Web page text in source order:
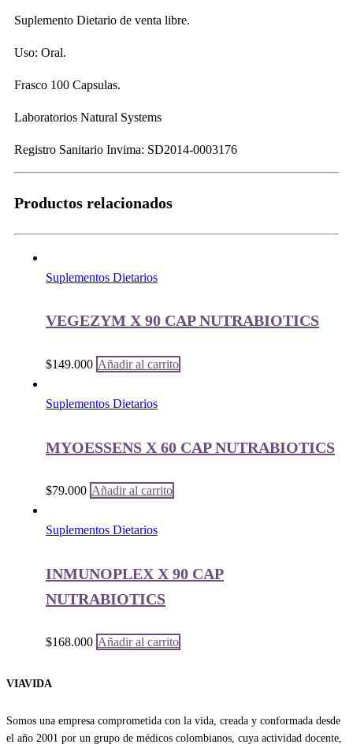
Suplemento Dietario de venta libre.
Uso: Oral.
Frasco 100 Capsulas.
Laboratorios Natural Systems
Registro Sanitario Invima: SD2014-0003176
Productos relacionados
Suplementos Dietarios
VEGEZYM X 90 CAP NUTRABIOTICS
$149.000 Añadir al carrito
Suplementos Dietarios
MYOESSENS X 60 CAP NUTRABIOTICS
$79.000 Añadir al carrito
Suplementos Dietarios
INMUNOPLEX X 90 CAP
NUTRABIOTICS
$168.000 Añadir al carrito
VIAVIDA
Somos una empresa comprometida con la vida, creada y conformada desde
el año 2001 por un grupo de médicos colombianos, cuya actividad docente,